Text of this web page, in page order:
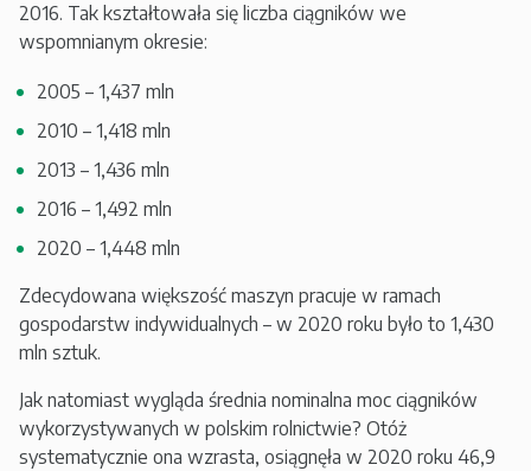
2016. Tak kształtowała się liczba ciągników we
wspomnianym okresie:
2005 – 1,437 mln
2010 – 1,418 mln
2013 – 1,436 mln
2016 – 1,492 mln
2020 – 1,448 mln
Zdecydowana większość maszyn pracuje w ramach
gospodarstw indywidualnych – w 2020 roku było to 1,430
mln sztuk.
Jak natomiast wygląda średnia nominalna moc ciągników
wykorzystywanych w polskim rolnictwie? Otóż
systematycznie ona wzrasta, osiągnęła w 2020 roku 46,9